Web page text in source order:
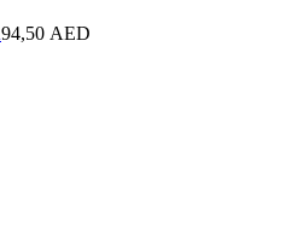
94,50 AED